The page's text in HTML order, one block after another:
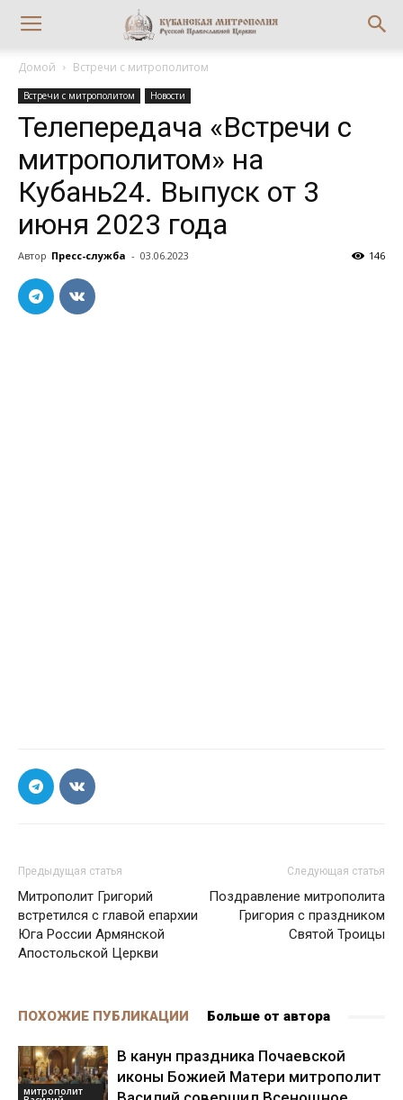
Домой Встречи с митрополитом
Встречи с митрополитом Новости
Телепередача «Встречи с
митрополитом» на
Кубань24. Выпуск от 3
июня 2023 года
Автор Пресс-служба - 03.06.2023 146
Предыдущая статья
Митрополит Григорий
встретился с главой епархии
Юга России Армянской
Апостольской Церкви
Следующая статья
Поздравление митрополита
Григория с праздником
Святой Троицы
ПОХОЖИЕ ПУБЛИКАЦИИ Больше от автора
митрополит
В канун праздника Почаевской
иконы Божией Матери митрополит